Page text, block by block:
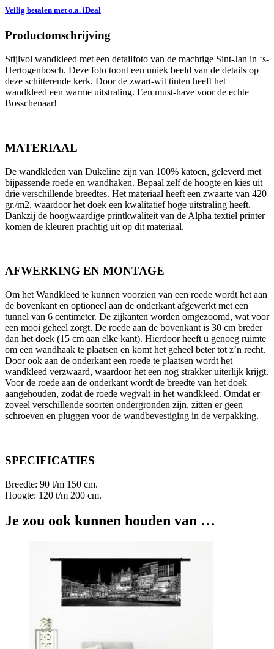
Veilig betalen met o.a. iDeal
Productomschrijving
Stijlvol wandkleed met een detailfoto van de machtige Sint-Jan in ‘s-
Hertogenbosch. Deze foto toont een uniek beeld van de details op
deze schitterende kerk. Door de zwart-wit tinten heeft het
wandkleed een warme uitstraling. Een must-have voor de echte
Bosschenaar!
MATERIAAL
De wandkleden van Dukeline zijn van 100% katoen, geleverd met
bijpassende roede en wandhaken. Bepaal zelf de hoogte en kies uit
drie verschillende breedtes. Het materiaal heeft een zwaarte van 420
gr./m2, waardoor het doek een kwalitatief hoge uitstraling heeft.
Dankzij de hoogwaardige printkwaliteit van de Alpha textiel printer
komen de kleuren prachtig uit op dit materiaal.
AFWERKING EN MONTAGE
Om het Wandkleed te kunnen voorzien van een roede wordt het aan
de bovenkant en optioneel aan de onderkant afgewerkt met een
tunnel van 6 centimeter. De zijkanten worden omgezoomd, wat voor
een mooi geheel zorgt. De roede aan de bovenkant is 30 cm breder
dan het doek (15 cm aan elke kant). Hierdoor heeft u genoeg ruimte
om een wandhaak te plaatsen en komt het geheel beter tot z’n recht.
Door ook aan de onderkant een roede te plaatsen wordt het
wandkleed verzwaard, waardoor het een nog strakker uiterlijk krijgt.
Voor de roede aan de onderkant wordt de breedte van het doek
aangehouden, zodat de roede wegvalt in het wandkleed. Omdat er
zoveel verschillende soorten ondergronden zijn, zitten er geen
schroeven en pluggen voor de wandbevestiging in de verpakking.
SPECIFICATIES
Breedte: 90 t/m 150 cm.
Hoogte: 120 t/m 200 cm.
Je zou ook kunnen houden van …